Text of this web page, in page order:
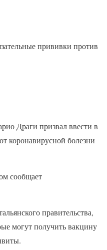
прививки против
Драги призвал ввести в
коронавирусной болезни
сообщает
правительства,
могут получить вакцину